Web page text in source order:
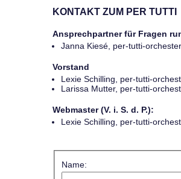
KONTAKT ZUM PER TUTTI
Ansprechpartner für Fragen
Janna Kiesé, per-tutti-
Vorstand
Lexie Schilling, per-tutti-
Larissa Mutter, per-tutti-
Webmaster (V. i. S. d. P.):
Lexie Schilling, per-tutti-
Name: